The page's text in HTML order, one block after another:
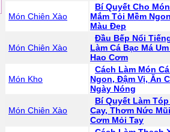
Món Chiên Xào
Bí Quyết Cho
Mắm Tỏi Mềm
Màu Đẹp
Món Chiên Xào
Đầu Bếp Nổi
Làm Cá Bạc Má
Hao Cơm
Món Kho
Cách Làm Món
Ngon, Đậm Vị, Ăn
Ngày Nóng
Món Chiên Xào
Bí Quyết Làm
Cay, Thơm Nức
Cơm Mỏi Tay